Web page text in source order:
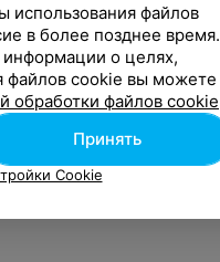
использования файлов
в более позднее время.
о целях,
файлов cookie вы можете
обработки файлов cookie
Принять
Cookie